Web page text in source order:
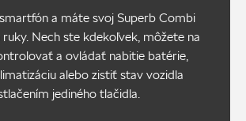
a máte svoj Superb Combi
ruky. Nech ste kdekoľvek, môžete na
a ovládať nabitie batérie,
alebo zistiť stav vozidla
jediného tlačidla.